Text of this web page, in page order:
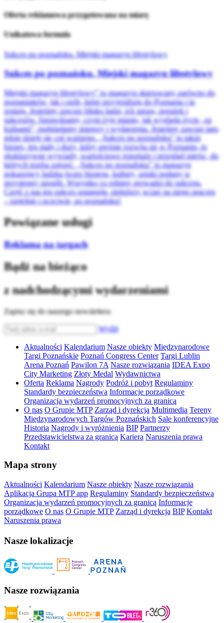
Oferta reklamowa przygotowana na miarę
Unikatowa formuła
Sukces po poznańsku. Miejski magazyn lifestylowy
Sukces po poznańsku. Miejski magazyn lifestylowy
Miejski magazyn lifestylowy” to magazyn skierowany zarówno do
poznaniaków, jak i osób, które przyjeżdżają do Poznania i tu
zostają. Jesteśmy zawsze blisko ludzi, ich spraw, porażek i
sukcesów. Sprawdzamy, czym żyje miasto, jak wygląda życie „za
kulisami”, podglądamy imprezy i wydarzenia. Jesteśmy zawsze tam,
gdzie dzieje się coś ważnego. „Sukces po poznańsku” to także
biznes, ten mały i duży, który prężnie rozwija się w Poznaniu, to
ekskluzywne wywiady, wartościowe reportaże i przegląd miejsc, do
których trzeba zajrzeć. „Sukces po poznańsku” to magazyn
pokazujący ludzką twarz biznesu, kultury, sztuki podany w
przystępny sposób. Wszystko co robimy prowadzi do sukcesu.
Część z nas ten sukces osiągnęła, niektórzy wciąż na niego pracują
– rzetelnie i uczciwie, po poznańsku!
Powiązane usługi
Reklama na targach
Bądź na bieżąco
z nadchodzącymi wydarzeniami
Zapisz się do naszego newslettera
Wyślij
Aktualności Kalendarium Nasze obiekty Międzynarodowe
Targi Poznańskie Poznań Congress Center Targi Lublin
Arena Poznań Pawilon 7A Nasze rozwiązania IDEA Expo
City Marketing Złoty Medal Wydawnictwa
Oferta Reklama Nagrody Podróż i pobyt Regulaminy
Standardy bezpieczeństwa Informacje porządkowe
Organizacja wydarzeń promocyjnych za granicą
O nas O Grupie MTP Zarząd i dyrekcja Multimedia Tereny
Międzynarodowych Targów Poznańskich Sale konferencyjne
Historia Nagrody i wyróżnienia BIP Partnerzy
Przedstawicielstwa za granicą Kariera Naruszenia prawa
Kontakt
Mapa strony
Aktualności Kalendarium Nasze obiekty Nasze rozwiązania
Aplikacja Grupa MTP app Regulaminy Standardy bezpieczeństwa
Organizacja wydarzeń promocyjnych za granicą Informacje
porządkowe O nas O Grupie MTP Zarząd i dyrekcja BIP Kontakt
Naruszenia prawa
Nasze lokalizacje
Nasze rozwiązania